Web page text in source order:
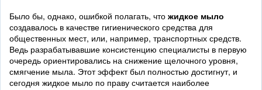
Было бы, однако, ошибкой полагать, что жидкое мыло
создавалось в качестве гигиенического средства для
общественных мест, или, например, транспортных средств.
Ведь разрабатывавшие консистенцию специалисты в первую
очередь ориентировались на снижение щелочного уровня,
смягчение мыла. Этот эффект был полностью достигнут, и
сегодня жидкое мыло по праву считается наиболее